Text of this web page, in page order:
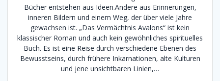
Bücher entstehen aus Ideen.Andere aus Erinnerungen,
inneren Bildern und einem Weg, der über viele Jahre
gewachsen ist. „Das Vermächtnis Avalons“ ist kein
klassischer Roman und auch kein gewöhnliches spirituelles
Buch. Es ist eine Reise durch verschiedene Ebenen des
Bewusstseins, durch frühere Inkarnationen, alte Kulturen
und jene unsichtbaren Linien,…